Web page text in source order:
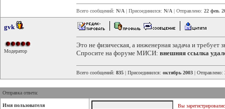
Всего сообщений: N/A | Присоединился: N/A | Отправлено: 22 фев.
gvk
Модератор
Это не физическая, а инженерная задача и требует
Спросите на форуме МИСИ: внешняя ссылка
Всего сообщений: 835 | Присоединился: октябрь 2003 | Отправлено:
Отправка ответа:
Имя пользователя Вы